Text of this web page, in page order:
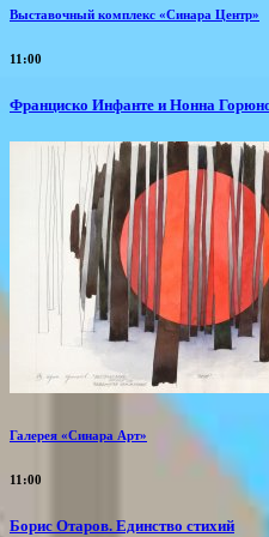
Выставочный комплекс «Синара Центр»
11:00
Франциско Инфанте и Нонна
Галерея «Синара Арт»
11:00
Борис Отаров. Единство стихий